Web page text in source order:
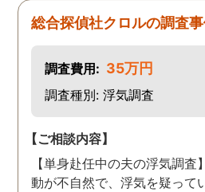
総合探偵社クロルの調査事
調査費用: 35万円
調査種別: 浮気調査
【ご相談内容】
【単身赴任中の夫の浮気調
動が不自然で、浮気を疑って